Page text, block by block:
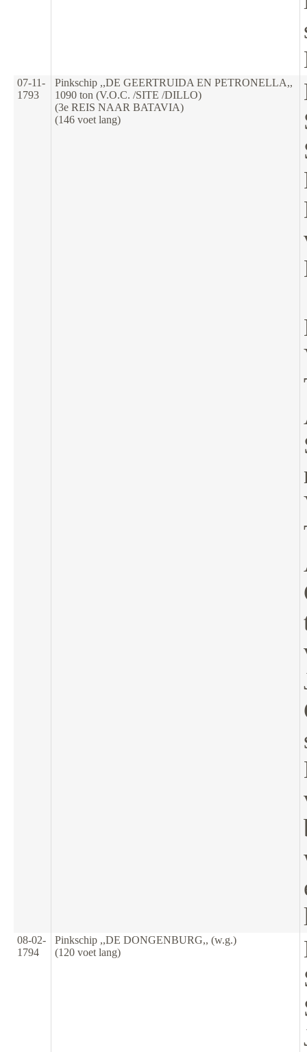
07-11-
1793
Pinkschip ,,DE GEERTRUIDA EN PETRONELLA,,
1090 ton (V.O.C. /SITE /DILLO)
(3e REIS NAAR BATAVIA)
(146 voet lang)
08-02-
1794
Pinkschip ,,DE DONGENBURG,, (w.g.)
(120 voet lang)